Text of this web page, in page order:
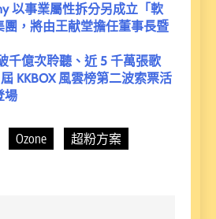
以事業屬性拆分另成立「軟
團，將由王献堂擔任董事長暨
千億次聆聽、近 5 千萬張歌
KKBOX 風雲榜第二波索票活
場
Ozone
超粉方案